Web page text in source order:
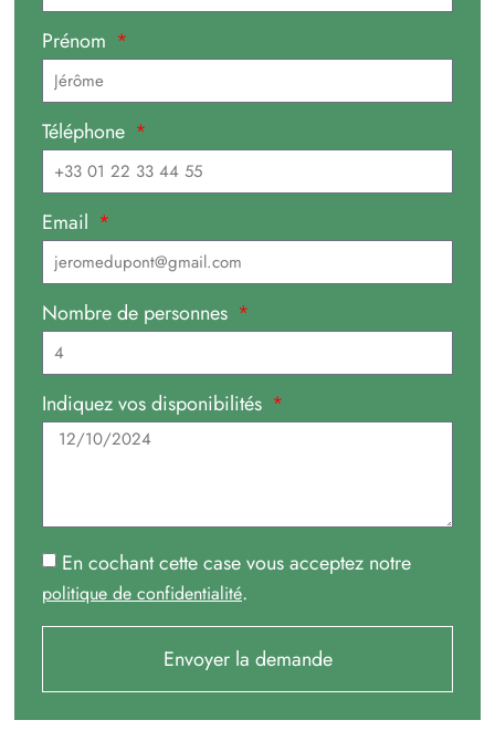
Prénom
Téléphone
Email
Nombre de personnes
Indiquez vos disponibilités
En cochant cette case vous acceptez notre
politique de confidentialité.
Envoyer la demande